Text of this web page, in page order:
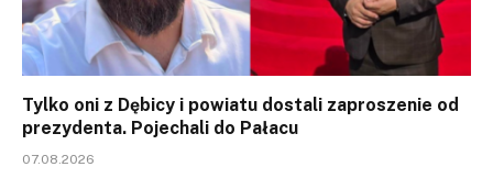
Tylko oni z Dębicy i powiatu dostali zaproszenie od
prezydenta. Pojechali do Pałacu
07.08.2026